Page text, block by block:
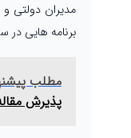
مدیران دولتی
برنامه هایی در
مطلب
پذیرش